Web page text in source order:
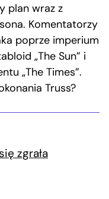
plan wraz z
Komentatorzy
poprze imperium
„The Sun” i
„The Times”.
Truss?
zgrała